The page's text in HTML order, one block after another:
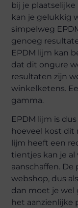
bij je
kan je gelukkig
simpelweg
genoeg
EPDM lijm kan
dat dit ongure
resultaten zijn
winkelketens.
gamma.
EPDM lijm is
hoeveel kost dit
lijm heeft een
tientjes kan je al
aanschaffen.
webshop, dus als
dan moet je wel
het aanzienlijke